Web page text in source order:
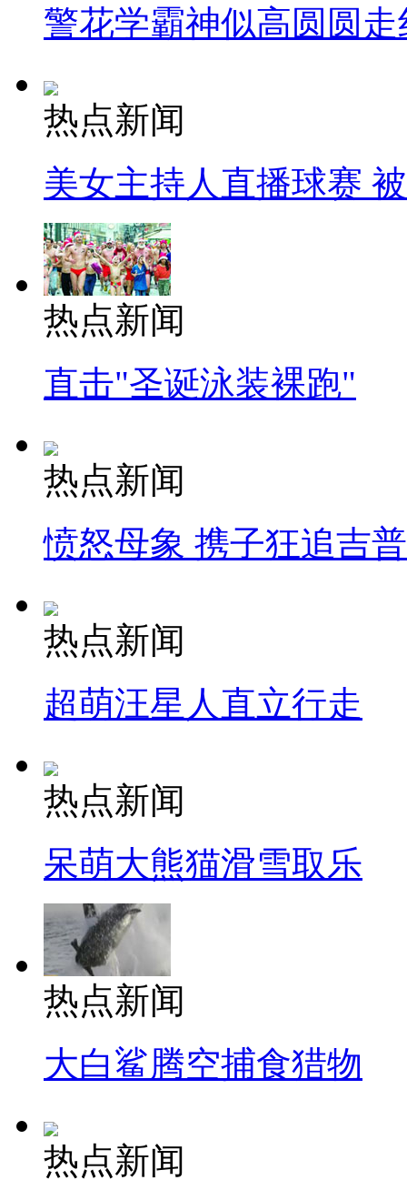
警花学霸神似高圆圆走
热点新闻
美女主持人直播球赛
热点新闻
直击"圣诞泳装裸跑"
热点新闻
愤怒母象 携子狂追吉
热点新闻
超萌汪星人直立行走
热点新闻
呆萌大熊猫滑雪取乐
热点新闻
大白鲨腾空捕食猎物
热点新闻